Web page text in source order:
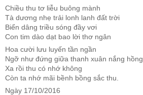
Chiều thu tơ liễu buông mành
Tà dương nhẹ trải lonh lanh đất trời
Biển dâng triều sóng đầy vơi
Con tim dào dạt bao lời thơ ngân
Hoa cười lưu luyến tần ngần
Ngỡ như đứng giữa thanh xuân nắng hồng
Xa rồi thu có nhớ không
Còn ta nhớ mãi bềnh bồng sắc thu.
Ngày 17/10/2016